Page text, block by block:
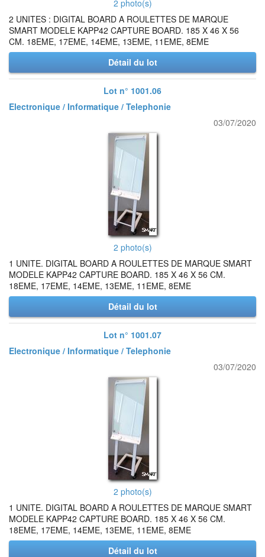
2 photo(s)
2 UNITES : DIGITAL BOARD A ROULETTES DE MARQUE
SMART MODELE KAPP42 CAPTURE BOARD. 185 X 46 X 56
CM. 18EME, 17EME, 14EME, 13EME, 11EME, 8EME
Détail du lot
Lot n° 1001.06
Electronique / Informatique / Telephonie
03/07/2020
2 photo(s)
1 UNITE. DIGITAL BOARD A ROULETTES DE MARQUE SMART
MODELE KAPP42 CAPTURE BOARD. 185 X 46 X 56 CM.
18EME, 17EME, 14EME, 13EME, 11EME, 8EME
Détail du lot
Lot n° 1001.07
Electronique / Informatique / Telephonie
03/07/2020
2 photo(s)
1 UNITE. DIGITAL BOARD A ROULETTES DE MARQUE SMART
MODELE KAPP42 CAPTURE BOARD. 185 X 46 X 56 CM.
18EME, 17EME, 14EME, 13EME, 11EME, 8EME
Détail du lot